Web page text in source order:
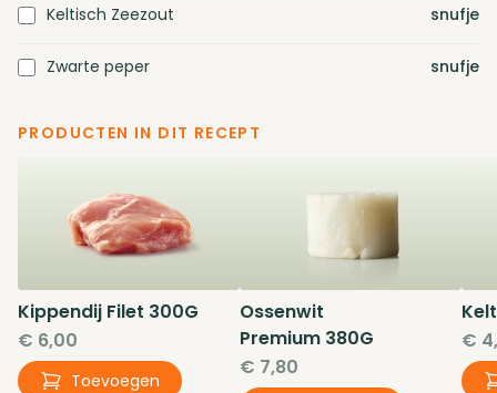
Keltisch Zeezout snufje
Zwarte peper snufje
PRODUCTEN IN DIT RECEPT
Kippendij Filet 300G
€ 6,00
Toevoegen
Ossenwit
Premium 380G
€ 7,80
€